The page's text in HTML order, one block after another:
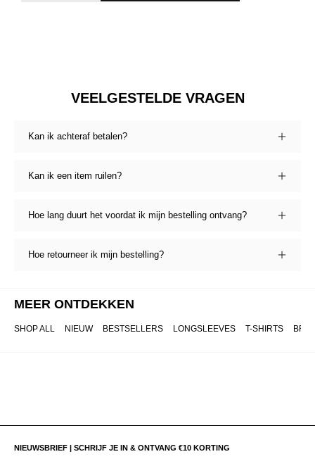
VEELGESTELDE VRAGEN
Kan ik achteraf betalen?
Kan ik een item ruilen?
Hoe lang duurt het voordat ik mijn bestelling ontvang?
Hoe retourneer ik mijn bestelling?
MEER ONTDEKKEN
SHOP ALL NIEUW BESTSELLERS LONGSLEEVES T-SHIRTS
NIEUWSBRIEF | SCHRIJF JE IN & ONTVANG €10 KORTING